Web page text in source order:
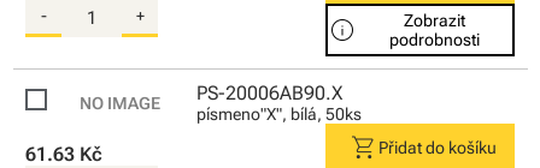
- + info
Zobrazit
podrobnosti
PS-20006AB90.X
písmeno"X", bílá, 50ks
61.63 Kč shopping_cart Přidat do košíku